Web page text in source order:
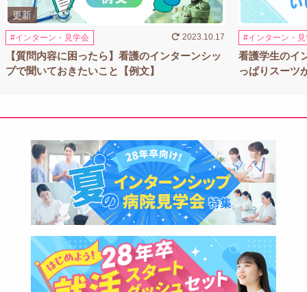
インターン・見学会 2023.10.17
【質問内容に困ったら】看護のインターンシッ
プで聞いておきたいこと【例文】
インターン・
看護学生のイ
っぱりスーツ